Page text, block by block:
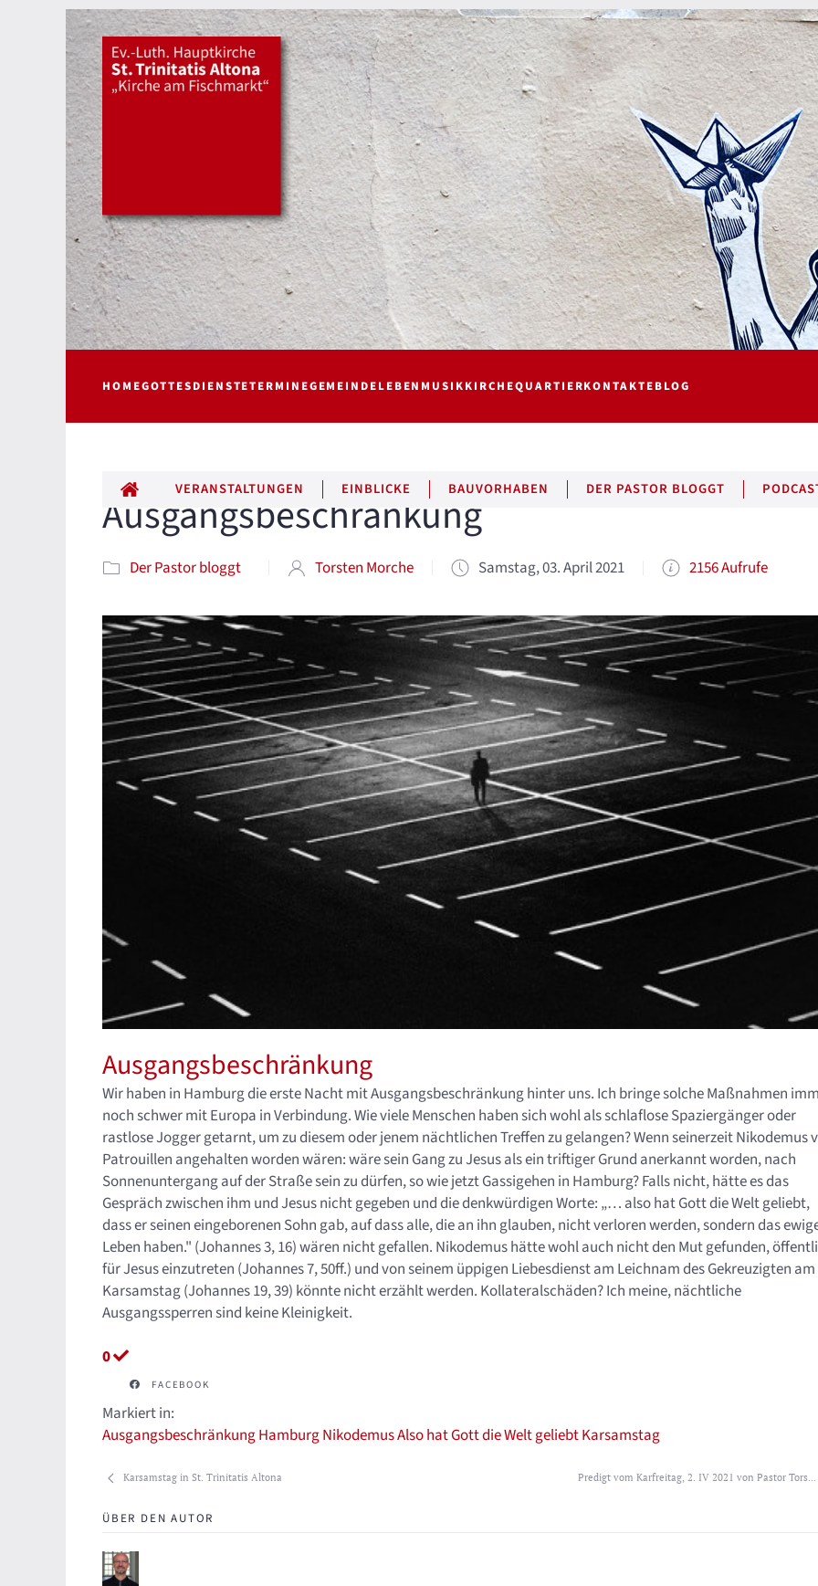
HOMEGOTTESDIENSTETERMINEGEMEINDELEBEN MUSIKKIRCHEQUARTIERKONTAKTEBLOG
ALLE BEITRÄGE
VERANSTALTUNGEN EINBLICKE BAUVORHABEN DER PASTOR BLOGGT
Ausgangsbeschränkung
Der Pastor bloggt Torsten Morche Samstag, 03. April 2021 2156 Aufrufe
Ausgangsbeschränkung
Wir haben in Hamburg die erste Nacht mit Ausgangsbeschränkung hinter uns. Ich bringe solche Maßnahmen
noch schwer mit Europa in Verbindung. Wie viele Menschen haben sich wohl als schlaflose Spaziergänger oder
rastlose Jogger getarnt, um zu diesem oder jenem nächtlichen Treffen zu gelangen? Wenn seinerzeit Nikodemus
Patrouillen angehalten worden wären: wäre sein Gang zu Jesus als ein triftiger Grund anerkannt worden, nach
Sonnenuntergang auf der Straße sein zu dürfen, so wie jetzt Gassigehen in Hamburg? Falls nicht, hätte es das
Gespräch zwischen ihm und Jesus nicht gegeben und die denkwürdigen Worte: „… also hat Gott die Welt geliebt,
dass er seinen eingeborenen Sohn gab, auf dass alle, die an ihn glauben, nicht verloren werden, sondern das
Leben haben." (Johannes 3, 16) wären nicht gefallen. Nikodemus hätte wohl auch nicht den Mut gefunden,
für Jesus einzutreten (Johannes 7, 50ff.) und von seinem üppigen Liebesdienst am Leichnam des Gekreuzigten am
Karsamstag (Johannes 19, 39) könnte nicht erzählt werden. Kollateralschäden? Ich meine, nächtliche
Ausgangssperren sind keine Kleinigkeit.
0
FACEBOOK
Markiert in:
AusgangsbeschränkungHamburgNikodemusAlso hat Gott die Welt geliebtKarsamstag
Karsamstag in St. Trinitatis Altona Predigt vom Karfreitag, 2. IV 2021 von Pastor Tors...
ÜBER DEN AUTOR